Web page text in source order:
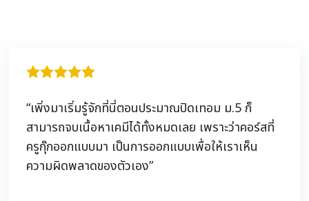
“เพิ่งมาเริ่มรู้จักที่นี่ตอนประมาณปิดเทอม ม.5 ก็
สามารถจบเนื้อหาเคมีได้ทั้งหมดเลย เพราะว่าคอร์สที่
ครูกุ๊กออกแบบมา เป็นการออกแบบเพื่อให้เราเห็น
ความผิดพลาดของตัวเอง”